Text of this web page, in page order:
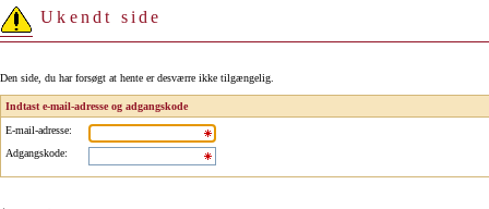
Ukendt side
Den side, du har forsøgt at hente er desværre ikke tilgængelig.
Indtast e-mail-adresse og adgangskode
E-mail-adresse:
Adgangskode: